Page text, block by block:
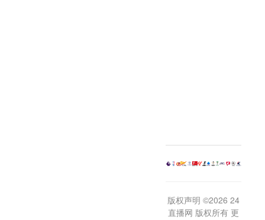
版权声明 ©2026 24
直播网 版权所有 更